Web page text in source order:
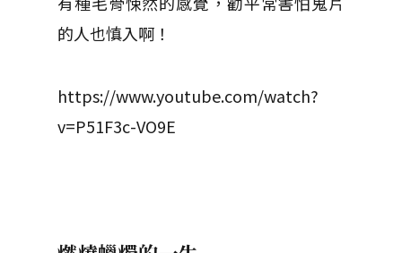
的人也慎入啊！
https://www.youtube.com/watch?
v=P51F3c-VO9E